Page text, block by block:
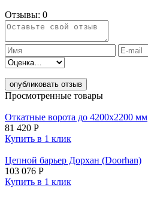
Отзывы: 0
опубликовать отзыв
Просмотренные товары
Откатные ворота до 4200х2200 мм
81 420 Р
Купить в 1 клик
Цепной барьер Дорхан (Doorhan)
103 076 Р
Купить в 1 клик